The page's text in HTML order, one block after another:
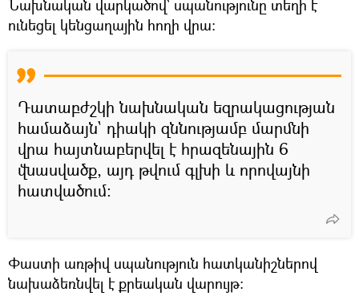
Նախնական վարկածով` սպանությունը տեղի է
ունեցել կենցաղային հողի վրա։
Դատաբժշկի նախնական եզրակացության
համաձայն` դիակի զննությամբ մարմնի
վրա հայտնաբերվել է հրազենային 6
վնասվածք, այդ թվում գլխի և որովայնի
հատվածում:
Փաստի առթիվ սպանություն հատկանիշներով
նախաձեռնվել է քրեական վարույթ: